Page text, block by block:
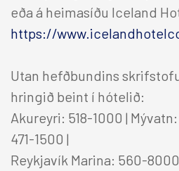
eða á heimasíðu Iceland
https://
Utan hefðbundins
hringið beint í hótelið:
Akureyri: 518-1000 |
471-1500 |
Reykjavík Marina: 560-